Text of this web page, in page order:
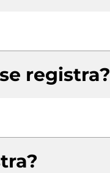
registra?